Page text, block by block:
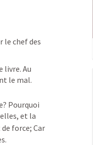
le chef des
livre. Au
le mal.
Pourquoi
et la
force; Car